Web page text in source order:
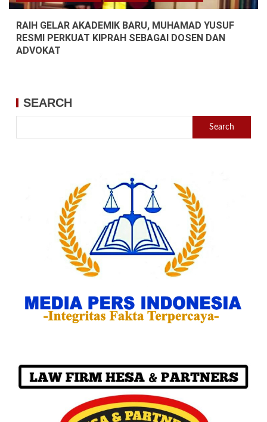
RAIH GELAR AKADEMIK BARU, MUHAMAD YUSUF
RESMI PERKUAT KIPRAH SEBAGAI DOSEN DAN
ADVOKAT
SEARCH
Search